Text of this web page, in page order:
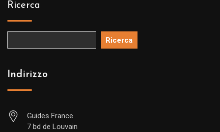
Ricerca
Ricerca
Indirizzo
Guides France
7 bd de Louvain